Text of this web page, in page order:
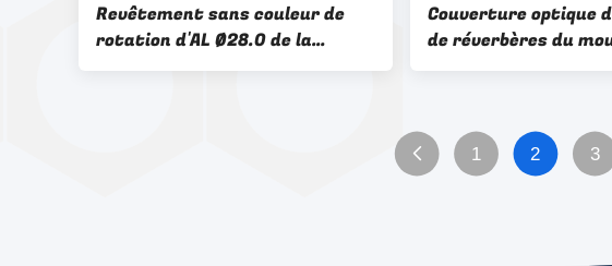
Revêtement sans couleur de
rotation d'AL Ø28.0 de la
fenêtre ZEONEX de prototype
Couverture optique
de réverbères du
injection LED
1 2 3